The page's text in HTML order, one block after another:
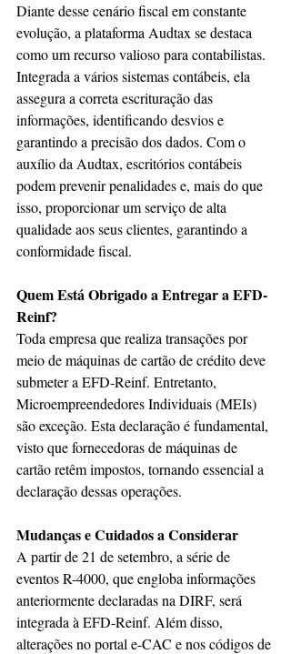
Diante desse cenário fiscal em constante
evolução, a plataforma Audtax se destaca
como um recurso valioso para contabilistas.
Integrada a vários sistemas contábeis, ela
assegura a correta escrituração das
informações, identificando desvios e
garantindo a precisão dos dados. Com o
auxílio da Audtax, escritórios contábeis
podem prevenir penalidades e, mais do que
isso, proporcionar um serviço de alta
qualidade aos seus clientes, garantindo a
conformidade fiscal.
Quem Está Obrigado a Entregar a EFD-
Reinf?
Toda empresa que realiza transações por
meio de máquinas de cartão de crédito deve
submeter a EFD-Reinf. Entretanto,
Microempreendedores Individuais (MEIs)
são exceção. Esta declaração é fundamental,
visto que fornecedoras de máquinas de
cartão retêm impostos, tornando essencial a
declaração dessas operações.
Mudanças e Cuidados a Considerar
A partir de 21 de setembro, a série de
eventos R-4000, que engloba informações
anteriormente declaradas na DIRF, será
integrada à EFD-Reinf. Além disso,
alterações no portal e-CAC e nos códigos de